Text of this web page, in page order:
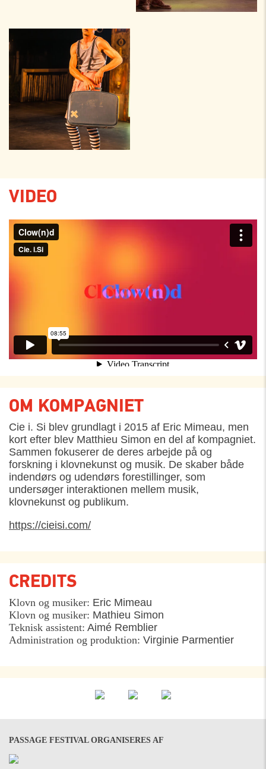
VIDEO
OM KOMPAGNIET
Cie i. Si blev grundlagt i 2015 af Eric Mimeau, men
kort efter blev Matthieu Simon en del af kompagniet.
Sammen fokuserer de deres arbejde på og
forskning i klovnekunst og musik. De skaber både
indendørs og udendørs forestillinger, som
undersøger interaktionen mellem musik,
klovnekunst og publikum.
https://cieisi.com/
CREDITS
Klovn og musiker: Eric Mimeau
Klovn og musiker: Mathieu Simon
Teknisk assistent: Aimé Remblier
Administration og produktion: Virginie Parmentier
PASSAGE FESTIVAL ORGANISERES AF